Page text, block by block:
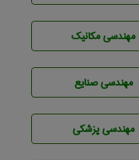
مهندسی مکانیک
مهندسی صنايع
مهندسی پزشکی